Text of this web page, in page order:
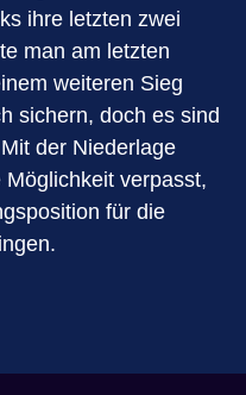
ihre letzten zwei
man am letzten
weiteren Sieg
sichern, doch es sind
der Niederlage
verpasst,
für die